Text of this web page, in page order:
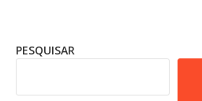
PESQUISAR